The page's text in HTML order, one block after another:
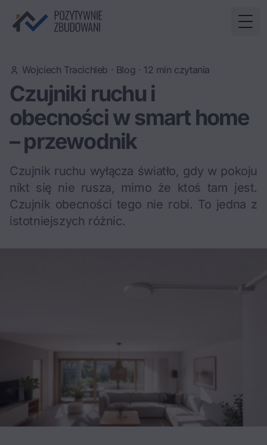
Wojciech Tracichleb · Blog · 12 min czytania
Czujniki ruchu i
obecności w smart home
– przewodnik
Czujnik ruchu wyłącza światło, gdy w pokoju
nikt się nie rusza, mimo że ktoś tam jest.
Czujnik obecności tego nie robi. To jedna z
istotniejszych różnic.